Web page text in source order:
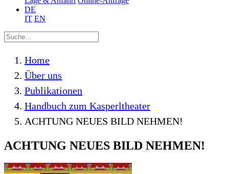
DE
IT EN
Home
Über uns
Publikationen
Handbuch zum Kasperltheater
ACHTUNG NEUES BILD NEHMEN!
ACHTUNG NEUES BILD NEHMEN!